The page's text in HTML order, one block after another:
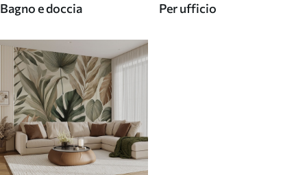
Bagno e doccia Per ufficio